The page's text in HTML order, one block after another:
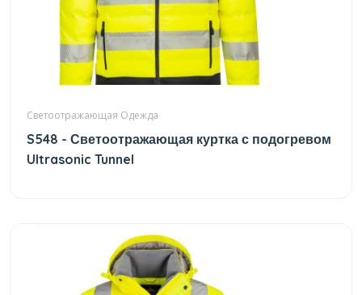
Светоотражающая Одежда
S548 - Светоотражающая куртка с подогревом
Ultrasonic Tunnel